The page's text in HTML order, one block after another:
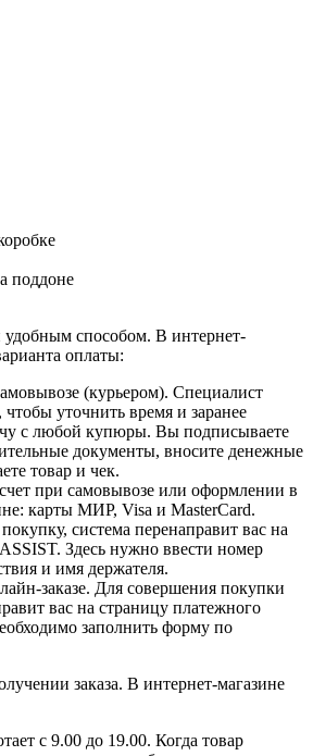
поддоне
способом. В интернет-
оплаты:
(курьером). Специалист
чтобы уточнить время и заранее
с любой купюры. Вы подписываете
документы, вносите денежные
товар и чек.
при самовывозе или оформлении в
карты МИР, Visa и MasterCard.
система перенаправит вас на
Здесь нужно ввести номер
и имя держателя.
заказе. Для совершения покупки
вас на страницу платежного
заполнить форму по
заказа. В интернет-магазине
с 9.00 до 19.00. Когда товар